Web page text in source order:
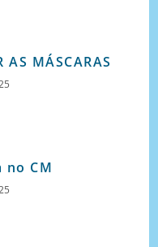
AS MÁSCARAS
no CM